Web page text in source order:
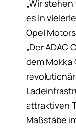
„Wir
es in
Opel
„Der ADAC
dem Mokka
attraktiven
Maßstäbe